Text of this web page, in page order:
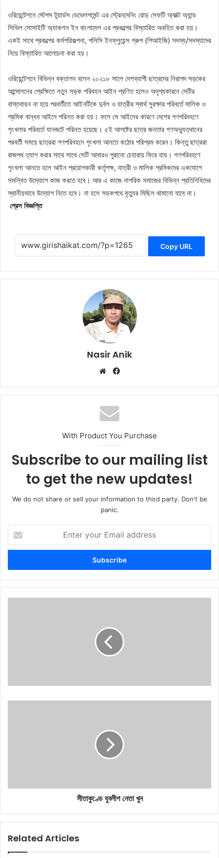
ওরিয়েন্টেশনে স্টেপস টুয়ার্ডস ডেভেলপমেন্ট এর স্ট্রেনদেনিং রোড় সেফটি অ্যাক্ট অ্যান্ড
সিভিল সোসাইটি অ্যাকশন ইন বাংলাদেশ এর প্রকল্পের বিস্তারিত অবহিত করা হয়।
একই সাথে প্রকল্পের কর্মপরিকল্পনা, পলিসি ইনফ্লুয়েন্স গ্রুপ (পিআইজি) সদস্য/সদস্যাদের
নিয়ে বিস্তারিত আলোচনা করা হয়।
ওরিয়েন্টেশনে বিভিন্ন বক্তাগন বলেন ২০২১৮ সালে দেশব্যাপী ছাত্রদের নিরাপদ সড়কের
আন্দোলনের প্রেক্ষিতে নতুন সড়ক পরিবহন আইন প্রণিত হলেও অদৃশ্যকারনে সেটির
বাস্তবায়ন না হয়ে পরবর্তীতে আইনটিকে দুর্বল ও যাত্রীর স্বার্থ সুরক্ষার পরিবর্তে মালিক ও
শ্রমিক বান্ধব আইনে পরিনত করা হয়। ফলে সে আইনের কারণে দেশের গণপরিবহণে
শৃংখলার পরিবর্তে যানজটে পরিনত হয়েছে। ৫ই আগষ্টের ছাত্র জনতার গণঅভ্যুত্থানের
পরবর্তী সময়ে ছাত্ররা গণপরিবহনে শৃংখলা আনতে কঠোর পরিশ্রম করেন। কিন্তু ছাত্ররা
রাজপথ ত্যাগ করার সাথে সাথে সেটি আবারও পুরানো চেহারায় ফিরে যায়। গণপরিবহণে
শৃংখলা আনতে হলে আইন প্রয়োগকারী কর্তৃপক্ষ, যাত্রী ও মালিক শ্রমিকদের একযোগে
সমন্বিত উদ্যোগে কাজ করতে হবে। আর এ কাজে নাগরিক সমাজের বিভিন্ন প্রতিনিধিদের
স্থানীয়ভাবে উদ্যোগ নিতে হবে। না হলে সড়কপথে মৃত্যুর মিছিল থামানো যাবে না।
প্রেস বিজ্ঞপ্তি
Copy URL
Nasir Anik
Website
With Product You Purchase
Subscribe to our mailing list
to get the new updates!
We do not share or sell your information to third party. Don't be
panic.
your
Email
সীতাকুণ্ডে যুবলীগ নেতা খুন
Related Articles